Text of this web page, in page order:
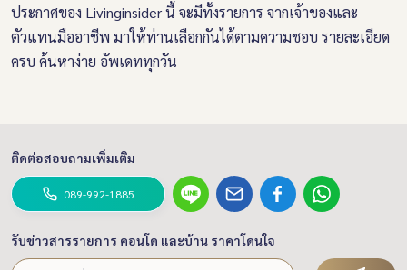
ประกาศของ Livinginsider นี้ จะมีทั้งรายการ จากเจ้าของและ
ตัวแทนมืออาชีพ มาให้ท่านเลือกกันได้ตามความชอบ รายละเอียด
ครบ ค้นหาง่าย อัพเดททุกวัน
ติดต่อสอบถามเพิ่มเติม
089-992-1885
รับข่าวสารรายการ คอนโด และบ้าน ราคาโดนใจ